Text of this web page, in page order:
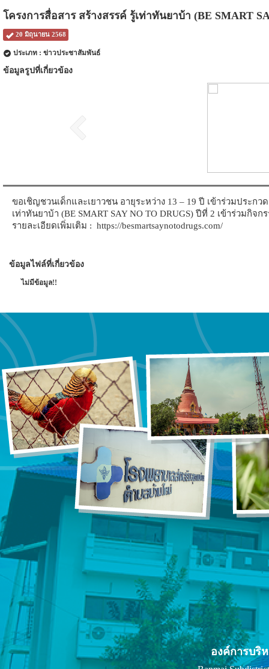
โครงการสื่อสาร สร้างสรรค์ รู้เท่าทันยาบ้า (BE SMART
20 มิถุนายน 2568
ประเภท : ข่าวประชาสัมพันธ์
ข้อมูลรูปที่เกี่ยวข้อง
ขอเชิญชวนเด็กและเยาวชน อายุระหว่าง 13 – 19 ปี เข้าร่วมประ
เท่าทันยาบ้า (BE SMART SAY NO TO DRUGS) ปีที่ 2 เข้าร่วม
รายละเอียดเพิ่มเติม : https://besmartsaynotodrugs.com/
ข้อมูลไฟล์ที่เกี่ยวข้อง
ไม่มีข้อมูล!!
องค์การบริ